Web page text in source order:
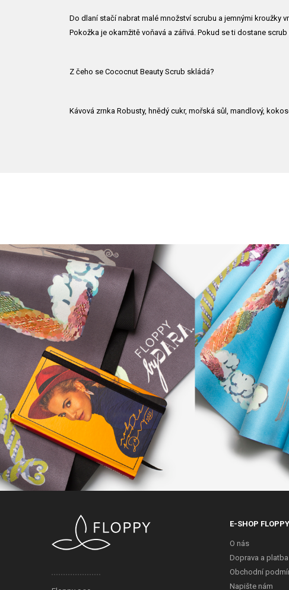
Do dlaní stačí nabrat malé množství scrubu a jemnými kroužky
Pokožka je okamžitě voňavá a zářivá. Pokud se ti dostane
Z čeho se Cococnut Beauty Scrub skládá?
Kávová zrnka Robusty, hnědý cukr, mořská sůl, mandlový,
E-SHOP
O nás
Doprava a platba
Obchodní
Napište nám